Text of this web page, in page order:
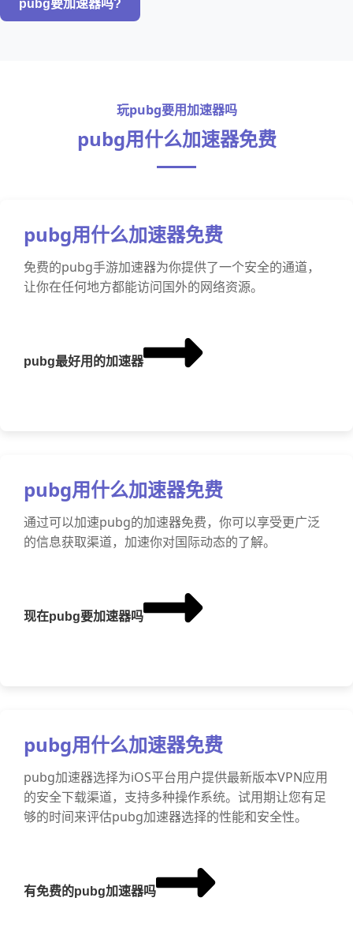
pubg要加速器吗?
玩pubg要用加速器吗
pubg用什么加速器免费
pubg用什么加速器免费
免费的pubg手游加速器为你提供了一个安全的通道，
让你在任何地方都能访问国外的网络资源。
pubg最好用的加速器
pubg用什么加速器免费
通过可以加速pubg的加速器免费，你可以享受更广泛
的信息获取渠道，加速你对国际动态的了解。
现在pubg要加速器吗
pubg用什么加速器免费
pubg加速器选择为iOS平台用户提供最新版本VPN应用
的安全下载渠道，支持多种操作系统。试用期让您有足
够的时间来评估pubg加速器选择的性能和安全性。
有免费的pubg加速器吗